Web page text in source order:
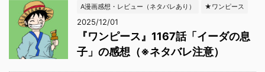
A漫画感想・レビュー（ネタバレあり） ★ワンピース
2025/12/01
『ワンピース』1167話「イーダの息
子」の感想（※ネタバレ注意）